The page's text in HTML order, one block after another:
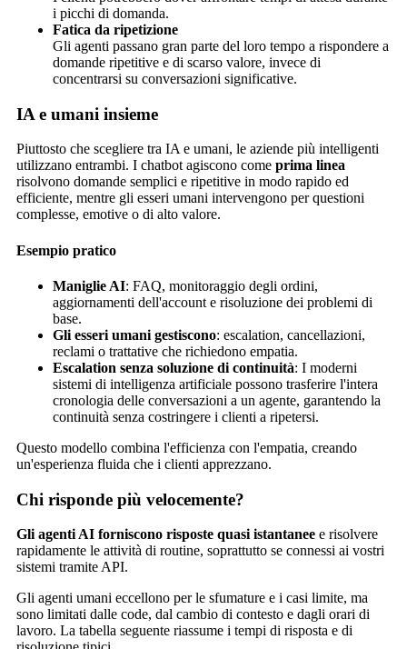
i picchi di domanda.
Fatica da ripetizione
Gli agenti passano gran parte del loro tempo a rispondere a
domande ripetitive e di scarso valore, invece di
concentrarsi su conversazioni significative.
IA e umani insieme
Piuttosto che scegliere tra IA e umani, le aziende più intelligenti
utilizzano entrambi. I chatbot agiscono come prima linea
risolvono domande semplici e ripetitive in modo rapido ed
efficiente, mentre gli esseri umani intervengono per questioni
complesse, emotive o di alto valore.
Esempio pratico
Maniglie AI: FAQ, monitoraggio degli ordini,
aggiornamenti dell'account e risoluzione dei problemi di
base.
Gli esseri umani gestiscono: escalation, cancellazioni,
reclami o trattative che richiedono empatia.
Escalation senza soluzione di continuità: I moderni
sistemi di intelligenza artificiale possono trasferire l'intera
cronologia delle conversazioni a un agente, garantendo la
continuità senza costringere i clienti a ripetersi.
Questo modello combina l'efficienza con l'empatia, creando
un'esperienza fluida che i clienti apprezzano.
Chi risponde più velocemente?
Gli agenti AI forniscono risposte quasi istantanee e risolvere
rapidamente le attività di routine, soprattutto se connessi ai vostri
sistemi tramite API.
Gli agenti umani eccellono per le sfumature e i casi limite, ma
sono limitati dalle code, dal cambio di contesto e dagli orari di
lavoro. La tabella seguente riassume i tempi di risposta e di